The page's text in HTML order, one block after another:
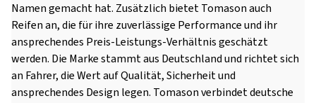
Namen gemacht hat. Zusätzlich bietet Tomason auch
Reifen an, die für ihre zuverlässige Performance und ihr
ansprechendes Preis-Leistungs-Verhältnis geschätzt
werden. Die Marke stammt aus Deutschland und richtet sich
an Fahrer, die Wert auf Qualität, Sicherheit und
ansprechendes Design legen. Tomason verbindet deutsche